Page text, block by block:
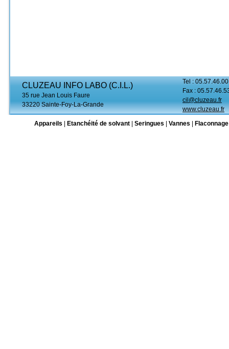
CLUZEAU INFO LABO (C.I.L.)
35 rue Jean Louis Faure
33220 Sainte-Foy-La-Grande
Tel :
Fax :
cil@cluzeau.fr
www.cluzeau.fr
Appareils
Etanchéité de solvant Seringues Vannes Flaconnage